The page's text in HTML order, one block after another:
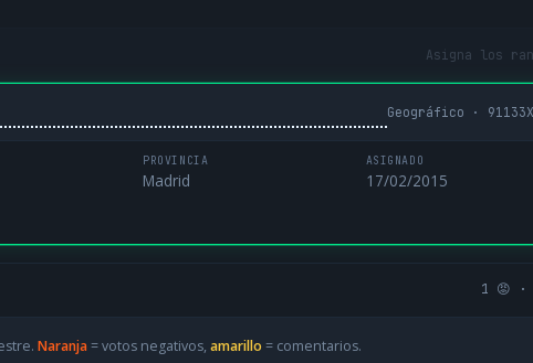
Asigna los
Geográfico ·
PROVINCIA
Madrid
ASIGNADO
17/02/2015
1 😡 ·
Naranja= votos negativos, amarillo = comentarios.